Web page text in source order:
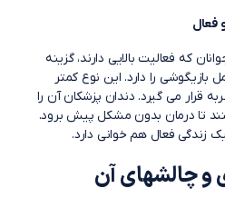
فعال
که فعالیت بالایی دارند، گزینه
بازیگوشی را دارد. این نوع کمتر
قرار می گیرد. دندان پزشکان آن را
تا درمان بدون مشکل پیش برود.
زندگی فعال هم خوانی دارد.
و چالشهای آن